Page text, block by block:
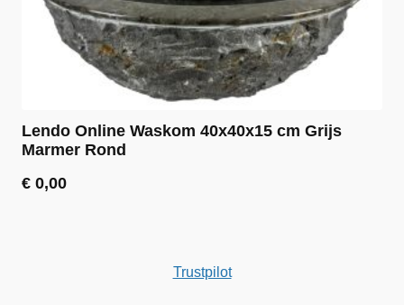
Lendo Online Waskom 40x40x15 cm Grijs
Marmer Rond
€ 0,00
Trustpilot